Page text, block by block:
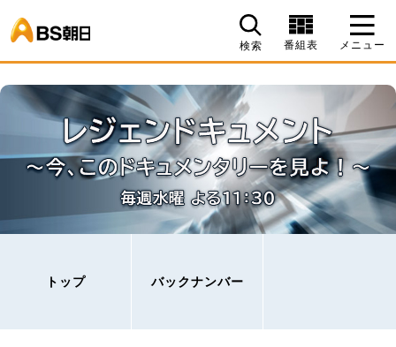
検索 番組表 メニュー
トップ バックナンバー